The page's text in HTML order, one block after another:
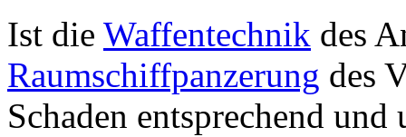
Ist die Waffentechnik des
Raumschiffpanzerung des
Schaden entsprechend und